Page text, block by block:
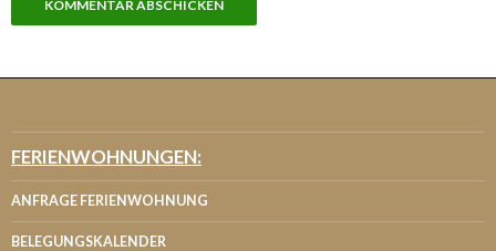
FERIENWOHNUNGEN:
ANFRAGE FERIENWOHNUNG
BELEGUNGSKALENDER